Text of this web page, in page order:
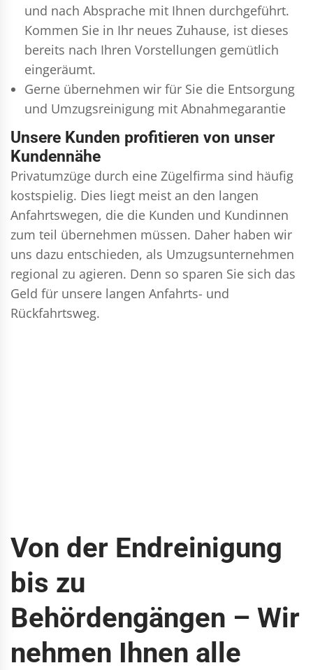
und nach Absprache mit Ihnen durchgeführt.
Kommen Sie in Ihr neues Zuhause, ist dieses
bereits nach Ihren Vorstellungen gemütlich
eingeräumt.
Gerne übernehmen wir für Sie die Entsorgung
und Umzugsreinigung mit Abnahmegarantie
Unsere Kunden profitieren von unser
Kundennähe
Privatumzüge durch eine Zügelfirma sind häufig
kostspielig. Dies liegt meist an den langen
Anfahrtswegen, die die Kunden und Kundinnen
zum teil übernehmen müssen. Daher haben wir
uns dazu entschieden, als Umzugsunternehmen
regional zu agieren. Denn so sparen Sie sich das
Geld für unsere langen Anfahrts- und
Rückfahrtsweg.
Von der Endreinigung
bis zu
Behördengängen – Wir
nehmen Ihnen alle